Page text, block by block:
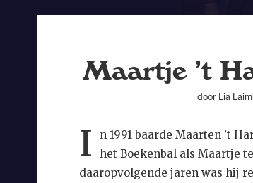
Maartje ’t
door Lia
I
n 1991 baarde Maarten ’t
het Boekenbal als Maartje
daaropvolgende jaren was hij